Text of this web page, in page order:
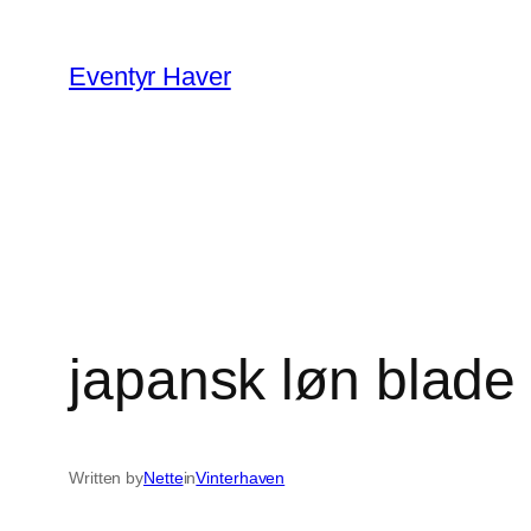
indhold
Eventyr Haver
japansk løn blade
Written byNetteinVinterhaven